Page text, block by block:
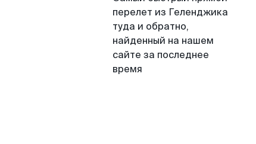
перелет из Геленджика
туда и обратно,
найденный на нашем
сайте за последнее
время